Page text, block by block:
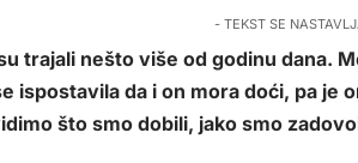
- TEKST SE
trajali nešto više od godinu dana.
ispostavila da i on mora doći, pa je
što smo dobili, jako smo